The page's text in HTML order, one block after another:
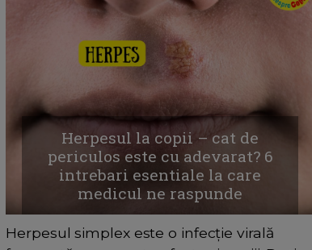
Herpesul la copii – cat de
periculos este cu adevarat? 6
intrebari esentiale la care
medicul ne raspunde
Herpesul simplex este o infecție virală